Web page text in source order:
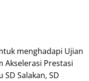
menghadapi Ujian
Akselerasi Prestasi
Salakan, SD